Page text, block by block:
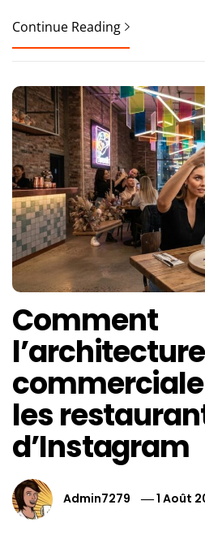
Continue Reading
Comment
l’architecture
les
d’Instagram
Admin7279 1 Août